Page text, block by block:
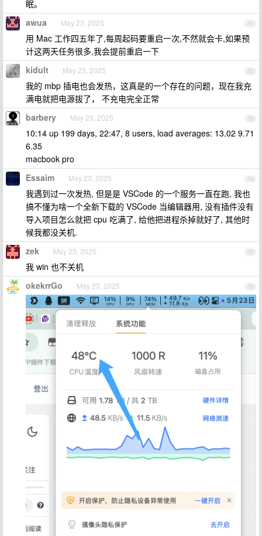
眠。
71
awua May 23, 2025
用 Mac 工作四五年了,每周起码要重启一次,不然就会卡,如果预
计这两天任务很多,我会提前重启一下
72
kidult May 23, 2025
我的 mbp 插电也会发热，这真是的一个存在的问题，现在我充
满电就把电源拔了， 不充电完全正常
73
barbery May 23, 2025
10:14 up 199 days, 22:47, 8 users, load averages: 13.02 9.71
6.35
macbook pro
74
Essaim May 23, 2025
我遇到过一次发热, 但是是 VSCode 的一个服务一直在跑, 我也
搞不懂为啥一个全新下载的 VSCode 当编辑器用, 没有插件没有
导入项目怎么就把 cpu 吃满了, 给他把进程杀掉就好了, 其他时
候我都没关机.
75
zek May 23, 2025
我 win 也不关机
76
okekrrGo May 23, 2025